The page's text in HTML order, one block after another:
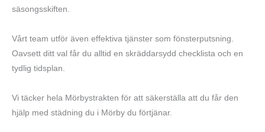
säsongsskiften.
Vårt team utför även effektiva tjänster som fönsterputsning.
Oavsett ditt val får du alltid en skräddarsydd checklista och en
tydlig tidsplan.
Vi täcker hela Mörbystrakten för att säkerställa att du får den
hjälp med städning du i Mörby du förtjänar.